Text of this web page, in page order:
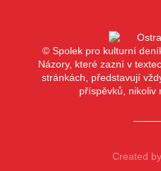
© Spolek pro kulturní
Názory, které zazní v
stránkách, představují
příspěvků, nikoliv
Created by